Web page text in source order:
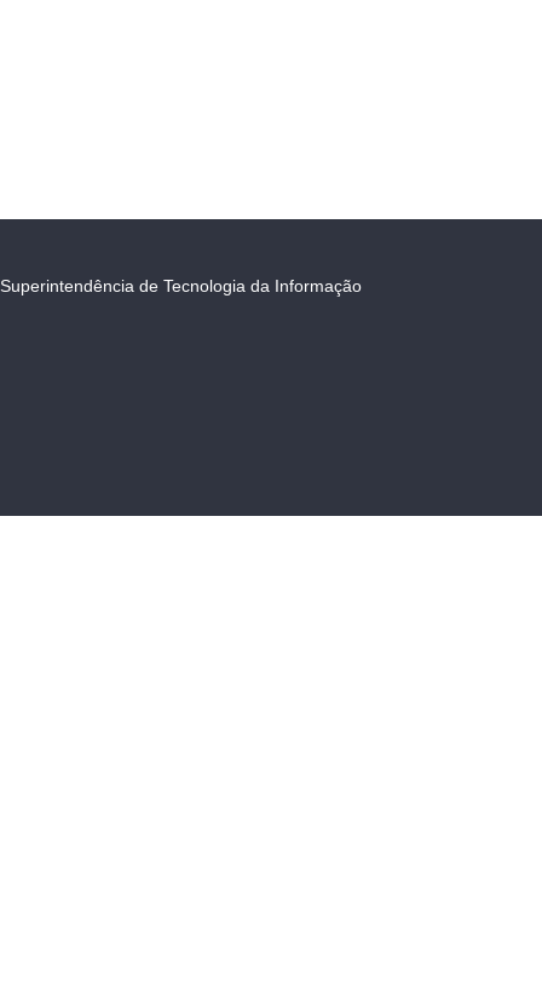
Superintendência de Tecnologia da Informação